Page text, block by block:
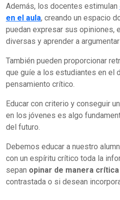
Además, los docentes estimulan
en el aula, creando un espacio
puedan expresar sus opiniones,
diversas y aprender a
También pueden proporcionar
que guíe a los estudiantes en el
pensamiento crítico.
Educar con criterio y conseguir
en los jóvenes es algo
del futuro.
Debemos educar a nuestro
con un espíritu crítico toda la
sepan opinar de manera crítica
contrastada o si desean